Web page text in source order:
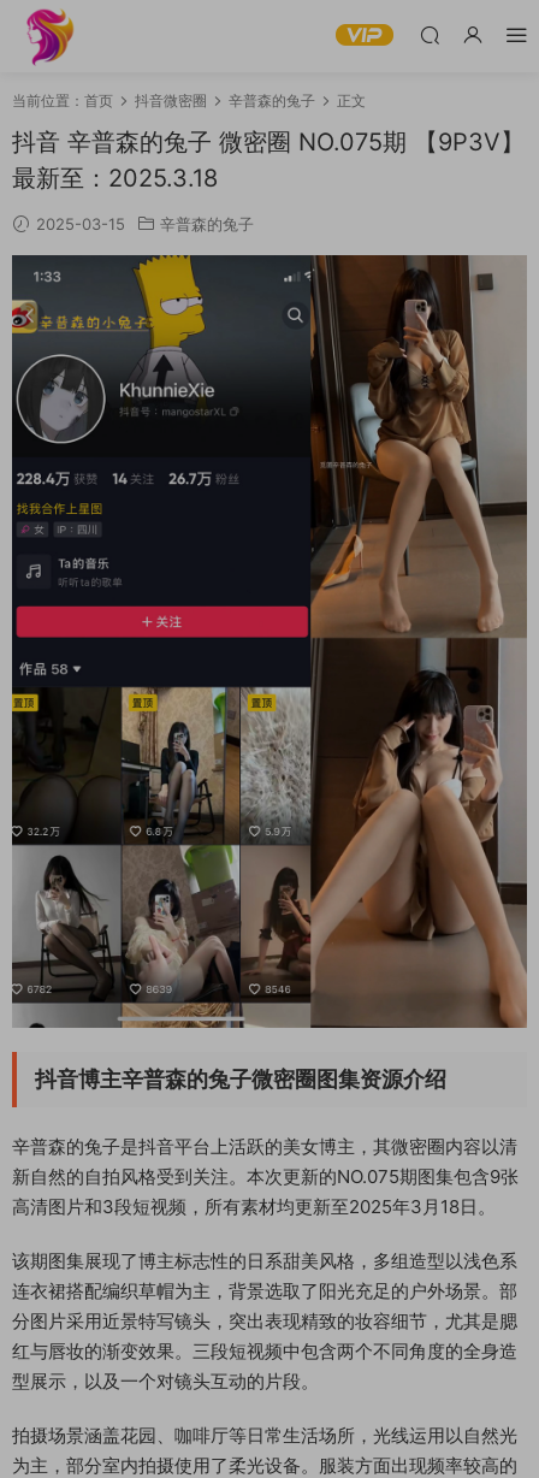
当前位置： 首页 抖音微密圈 辛普森的兔子 正文
抖音 辛普森的兔子 微密圈 NO.075期 【9P3V】
最新至：2025.3.18
2025-03-15 辛普森的兔子
抖音博主辛普森的兔子微密圈图集资源介绍
辛普森的兔子是抖音平台上活跃的美女博主，其微密圈内容以清
新自然的自拍风格受到关注。本次更新的NO.075期图集包含9张
高清图片和3段短视频，所有素材均更新至2025年3月18日。
该期图集展现了博主标志性的日系甜美风格，多组造型以浅色系
连衣裙搭配编织草帽为主，背景选取了阳光充足的户外场景。部
分图片采用近景特写镜头，突出表现精致的妆容细节，尤其是腮
红与唇妆的渐变效果。三段短视频中包含两个不同角度的全身造
型展示，以及一个对镜头互动的片段。
拍摄场景涵盖花园、咖啡厅等日常生活场所，光线运用以自然光
为主，部分室内拍摄使用了柔光设备。服装方面出现频率较高的